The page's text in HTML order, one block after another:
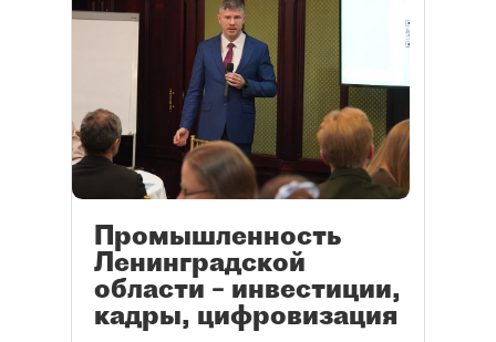
Промышленность
Ленинградской
области – инвестиции,
кадры, цифровизация